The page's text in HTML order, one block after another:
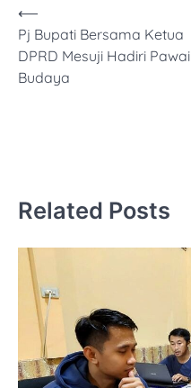
Navigasi
pos
⟵
Pj Bupati Bersama Ketua
DPRD Mesuji Hadiri Pawai
Budaya
Related Posts